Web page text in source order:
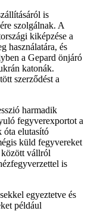
is
szolgálnak. A
kiképzése a
használatára, és
a Gepard önjáró
katonák.
szerződést a
harmadik
fegyverexportot a
óta elutasító
küld fegyvereket
között vállról
is
egyeztetve és
például